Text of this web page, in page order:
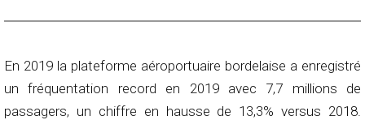
En 2019 la plateforme aéroportuaire bordelaise a enregistré
un fréquentation record en 2019 avec 7,7 millions de
passagers, un chiffre en hausse de 13,3% versus 2018.